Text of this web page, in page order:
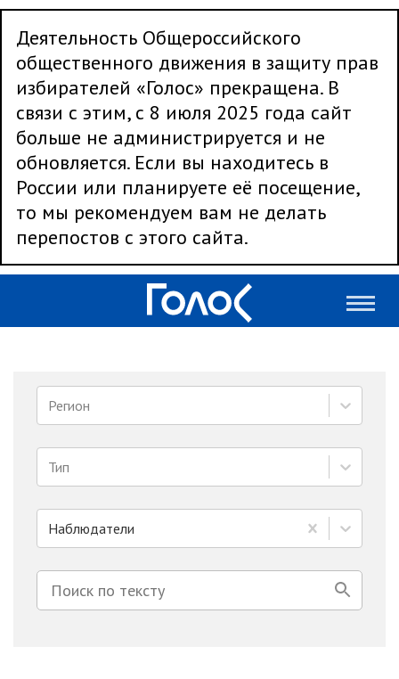
Деятельность Общероссийского
общественного движения в защиту прав
избирателей «Голос» прекращена. В
связи с этим, с 8 июля 2025 года сайт
больше не администрируется и не
обновляется. Если вы находитесь в
России или планируете её посещение,
то мы рекомендуем вам не делать
перепостов с этого сайта.
Регион
Тип
Наблюдатели